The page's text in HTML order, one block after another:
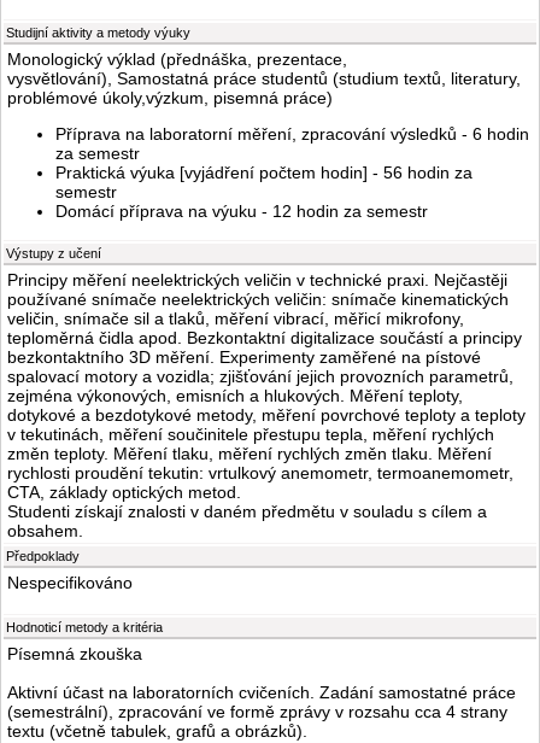
Studijní aktivity a metody výuky
Monologický výklad (přednáška, prezentace,
vysvětlování), Samostatná práce studentů (studium textů, literatury,
problémové úkoly,výzkum, pisemná práce)
Příprava na laboratorní měření, zpracování výsledků - 6 hodin
za semestr
Praktická výuka [vyjádření počtem hodin] - 56 hodin za
semestr
Domácí příprava na výuku - 12 hodin za semestr
Výstupy z učení
Principy měření neelektrických veličin v technické praxi. Nejčastěji
používané snímače neelektrických veličin: snímače kinematických
veličin, snímače sil a tlaků, měření vibrací, měřicí mikrofony,
teploměrná čidla apod. Bezkontaktní digitalizace součástí a principy
bezkontaktního 3D měření. Experimenty zaměřené na pístové
spalovací motory a vozidla; zjišťování jejich provozních parametrů,
zejména výkonových, emisních a hlukových. Měření teploty,
dotykové a bezdotykové metody, měření povrchové teploty a teploty
v tekutinách, měření součinitele přestupu tepla, měření rychlých
změn teploty. Měření tlaku, měření rychlých změn tlaku. Měření
rychlosti proudění tekutin: vrtulkový anemometr, termoanemometr,
CTA, základy optických metod.
Studenti získají znalosti v daném předmětu v souladu s cílem a
obsahem.
Předpoklady
Nespecifikováno
Hodnoticí metody a kritéria
Písemná zkouška
Aktivní účast na laboratorních cvičeních. Zadání samostatné práce
(semestrální), zpracování ve formě zprávy v rozsahu cca 4 strany
textu (včetně tabulek, grafů a obrázků).